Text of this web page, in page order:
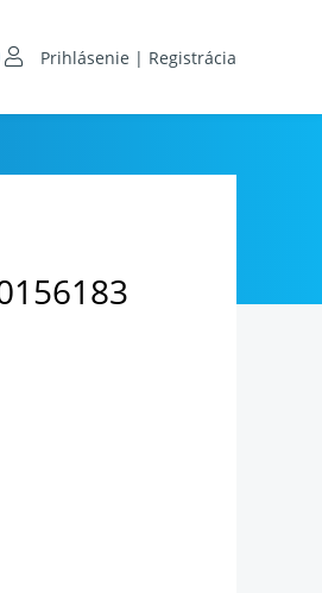
Prihlásenie | Registrácia